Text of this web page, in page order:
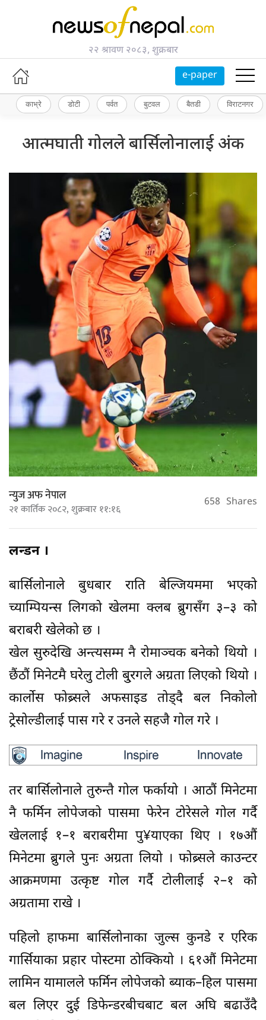
२२ श्रावण २०८३, शुक्रबार
e-paper
काभ्रे डोटी पर्वत बुटवल बैतडी विराटनगर
आत्मघाती गोलले बार्सिलोनालाई अंक
न्युज अफ नेपाल
२१ कार्तिक २०८२, शुक्रबार ११:१६ 658 Shares
लन्डन ।
बार्सिलोनाले बुधबार राति बेल्जियममा भएको
च्याम्पियन्स लिगको खेलमा क्लब ब्रुगसँग ३–३ को
बराबरी खेलेको छ ।
खेल सुरुदेखि अन्त्यसम्म नै रोमाञ्चक बनेको थियो ।
छैंठौं मिनेटमै घरेलु टोली बु्रगले अग्रता लिएको थियो ।
कार्लोस फोब्र्सले अफसाइड तोड्दै बल निकोलो
ट्रेसोल्डीलाई पास गरे र उनले सहजै गोल गरे ।
तर बार्सिलोनाले तुरुन्तै गोल फर्कायो । आठौं मिनेटमा
नै फर्मिन लोपेजको पासमा फेरेन टोरेसले गोल गर्दै
खेललाई १–१ बराबरीमा पु¥याएका थिए । १७औं
मिनेटमा ब्रुगले पुनः अग्रता लियो । फोब्र्सले काउन्टर
आक्रमणमा उत्कृष्ट गोल गर्दै टोलीलाई २–१ को
अग्रतामा राखे ।
पहिलो हाफमा बार्सिलोनाका जुल्स कुनडे र एरिक
गार्सियाका प्रहार पोस्टमा ठोक्कियो । ६१औं मिनेटमा
लामिन यामालले फर्मिन लोपेजको ब्याक–हिल पासमा
बल लिएर दुई डिफेन्डरबीचबाट बल अघि बढाउँदै